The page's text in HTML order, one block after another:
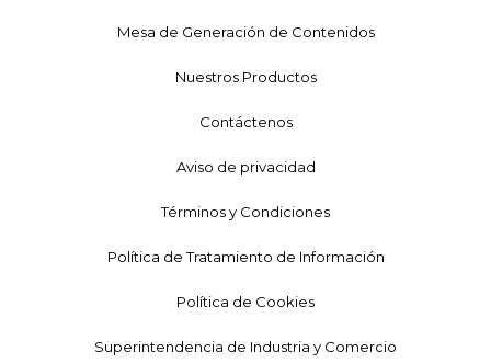
Mesa de Generación de Contenidos
Nuestros Productos
Contáctenos
Aviso de privacidad
Términos y Condiciones
Política de Tratamiento de Información
Política de Cookies
Superintendencia de Industria y Comercio